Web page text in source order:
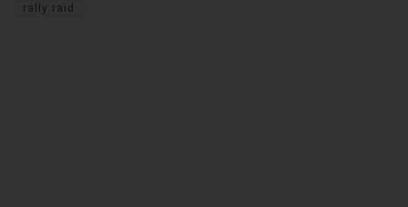
rally raid